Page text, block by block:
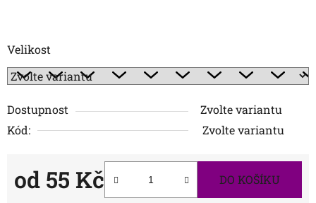
Velikost
Dostupnost
Zvolte variantu
Kód:
Zvolte variantu
od 55 Kč DO KOŠÍKU